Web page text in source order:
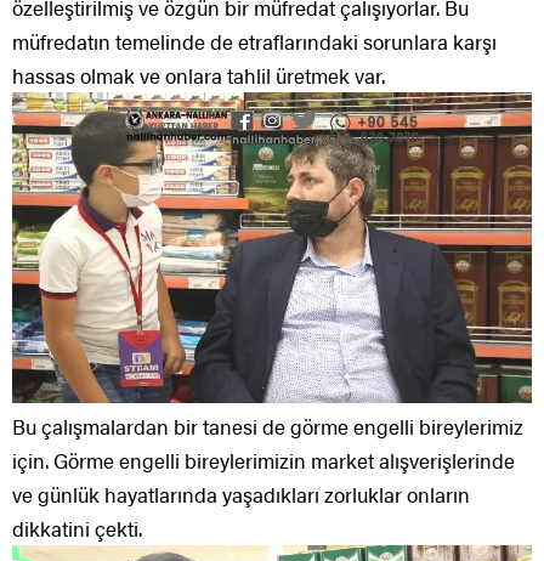
özelleştirilmiş ve özgün bir müfredat çalışıyorlar. Bu
müfredatın temelinde de etraflarındaki sorunlara karşı
hassas olmak ve onlara tahlil üretmek var.
Bu çalışmalardan bir tanesi de görme engelli bireylerimiz
için. Görme engelli bireylerimizin market alışverişlerinde
ve günlük hayatlarında yaşadıkları zorluklar onların
dikkatini çekti.